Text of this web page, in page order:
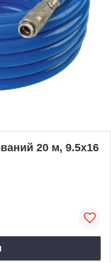
20 м, 9.5х16